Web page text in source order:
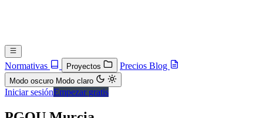
Normativas Proyectos Precios Blog
Modo oscuro Modo claro
Iniciar sesiónEmpezar gratis